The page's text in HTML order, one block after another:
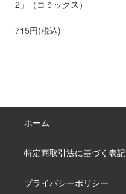
2」（コミックス）
715円(税込)
ホーム
特定商取引法に基づく表記
プライバシーポリシー